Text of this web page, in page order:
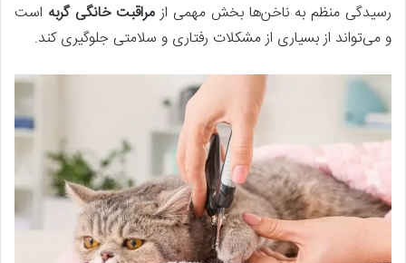
رسیدگی منظم به ناخن‌ها بخش مهمی ازمراقبت خانگی گربه است
و می‌تواند از بسیاری از مشکلات رفتاری و سلامتی جلوگیری کند.